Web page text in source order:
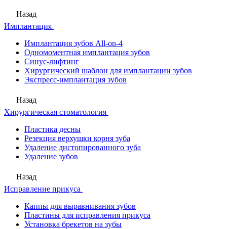
Назад
Имплантация
Имплантация зубов All-on-4
Одномоментная имплантация зубов
Синус-лифтинг
Хирургический шаблон для имплантации зубов
Экспресс-имплантация зубов
Назад
Хирургическая стоматология
Пластика десны
Резекция верхушки корня зуба
Удаление дистопированного зуба
Удаление зубов
Назад
Исправление прикуса
Каппы для выравнивания зубов
Пластины для исправления прикуса
Установка брекетов на зубы